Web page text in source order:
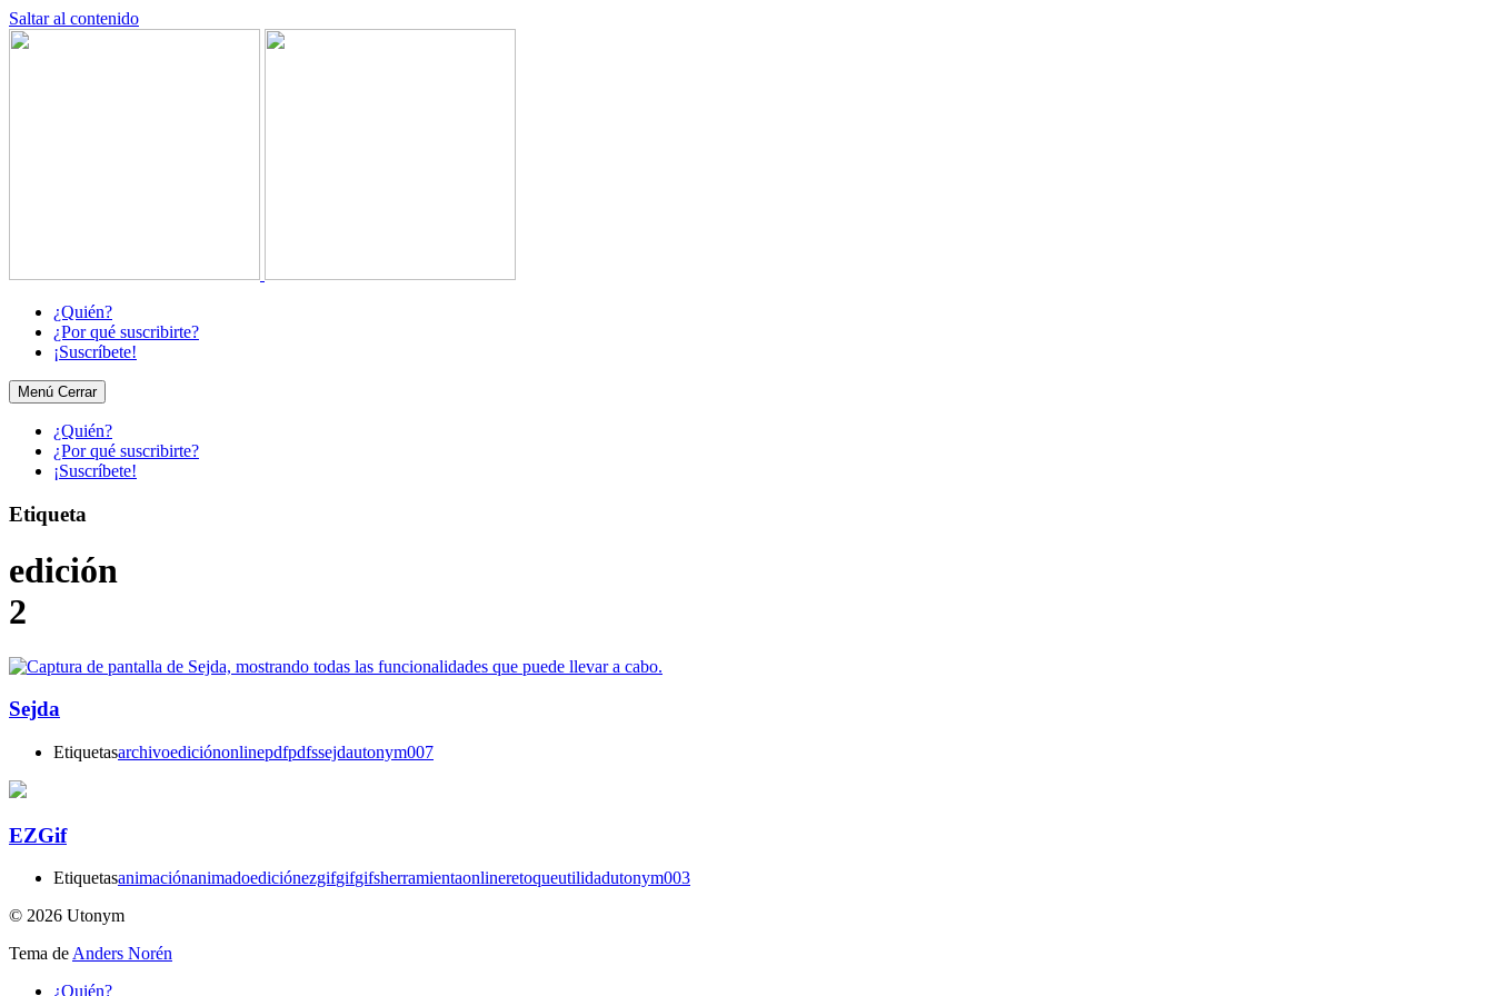
Saltar al contenido
¿Quién?
¿Por qué suscribirte?
¡Suscríbete!
Menú Cerrar
¿Quién?
¿Por qué suscribirte?
¡Suscríbete!
Etiqueta
edición
2
Sejda
Etiquetasarchivoediciónonlinepdfpdfssejdautonym007
EZGif
Etiquetasanimaciónanimadoediciónezgifgifgifsherramientaonlineretoqueutilidadutonym003
© 2026 Utonym
Tema deAnders Norén
¿Quién?